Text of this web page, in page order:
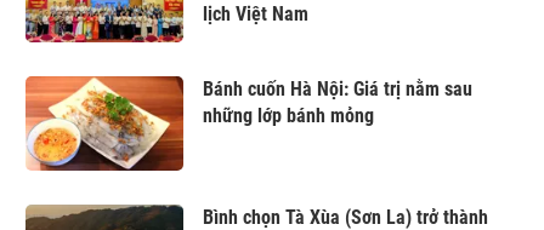
lịch Việt Nam
Bánh cuốn Hà Nội: Giá trị nằm sau
những lớp bánh mỏng
Bình chọn Tà Xùa (Sơn La) trở thành